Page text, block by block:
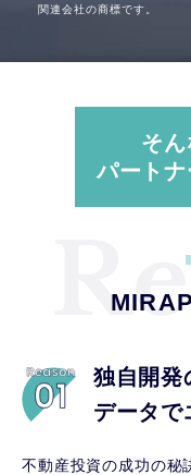
関連会社の商標です。
そ
パートナ
独自開発
データで
不動産投資の成功の秘